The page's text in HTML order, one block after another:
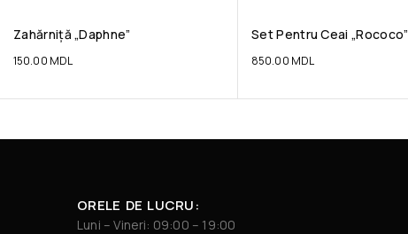
Zahărniță „Daphne”
150.00 MDL
Set Pentru Ceai „Rococo”
850.00 MDL
ORELE DE LUCRU:
Luni – Vineri: 09:00 – 19:00